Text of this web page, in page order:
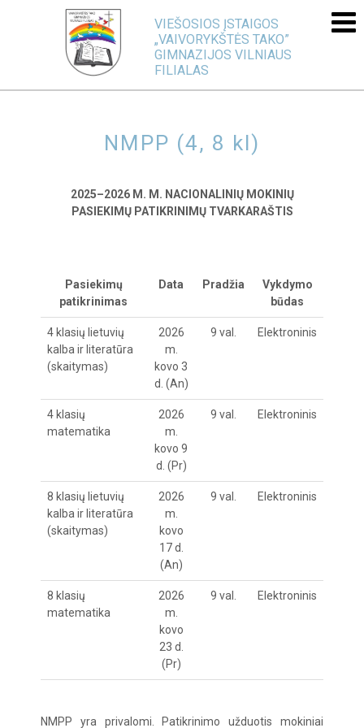
VIEŠOSIOS ĮSTAIGOS
„VAIVORYKŠTĖS TAKO”
GIMNAZIJOS VILNIAUS
FILIALAS
NMPP (4, 8 kl)
2025–2026 M. M. NACIONALINIŲ MOKINIŲ
PASIEKIMŲ PATIKRINIMŲ TVARKARAŠTIS
Pasiekimų
patikrinimas
Data Pradžia
Vykdymo
būdas
4 klasių lietuvių
kalba ir literatūra
(skaitymas)
2026
m.
kovo 3
d. (An)
9 val. Elektroninis
4 klasių
matematika
2026
m.
kovo 9
d. (Pr)
9 val. Elektroninis
8 klasių lietuvių
kalba ir literatūra
(skaitymas)
2026
m.
kovo
17 d.
(An)
9 val. Elektroninis
8 klasių
matematika
2026
m.
kovo
23 d.
(Pr)
9 val. Elektroninis
NMPP yra privalomi. Patikrinimo užduotis mokiniai